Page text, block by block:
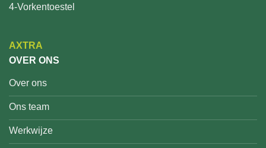
4-Vorkentoestel
AXTRA
OVER ONS
Over ons
Ons team
Werkwijze